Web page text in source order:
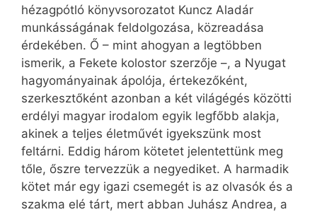
hézagpótló könyvsorozatot Kuncz Aladár
munkásságának feldolgozása, közreadása
érdekében. Ő – mint ahogyan a legtöbben
ismerik, a Fekete kolostor szerzője –, a Nyugat
hagyományainak ápolója, értekezőként,
szerkesztőként azonban a két világégés közötti
erdélyi magyar irodalom egyik legfőbb alakja,
akinek a teljes életművét igyekszünk most
feltárni. Eddig három kötetet jelentettünk meg
tőle, őszre tervezzük a negyediket. A harmadik
kötet már egy igazi csemegét is az olvasók és a
szakma elé tárt, mert abban Juhász Andrea, a